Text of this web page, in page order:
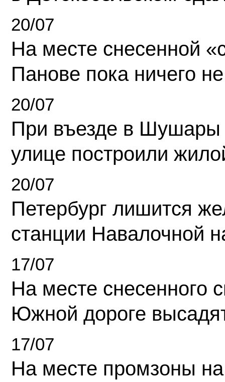
20/07
На месте снесенной
Панове пока ничего
20/07
При въезде в Шушары
улице построили
20/07
Петербург лишится
станции Навалочной
17/07
На месте снесенного
Южной дороге
17/07
На месте промзоны